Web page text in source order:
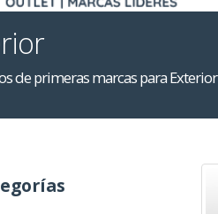
de primeras marcas para Exterior